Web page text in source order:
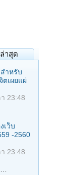
าสุด
ำหรับ
ตเผยแผ่
า 23:48
เว็บ
-2560
า 23:48